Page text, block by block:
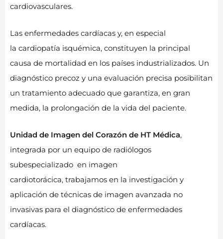
cardiovasculares.
Las enfermedades cardíacas y, en especial
la cardiopatía isquémica, constituyen la principal
causa de mortalidad en los países industrializados. Un
diagnóstico precoz y una evaluación precisa posibilitan
un tratamiento adecuado que garantiza, en gran
medida, la prolongación de la vida del paciente.
Unidad de Imagen del Corazón de HT Médica,
integrada por un equipo de radiólogos
subespecializado en imagen
cardiotorácica, trabajamos en la investigación y
aplicación de técnicas de imagen avanzada no
invasivas para el diagnóstico de enfermedades
cardíacas.